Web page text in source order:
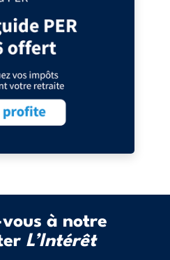
à notre
L’Intérêt